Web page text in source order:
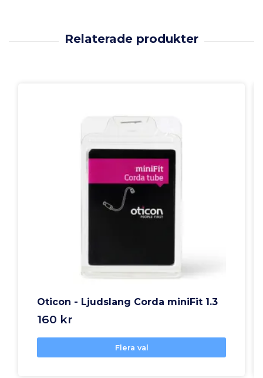
Oticon - Ljudslang Corda miniFit 1.3
160 kr
Flera val